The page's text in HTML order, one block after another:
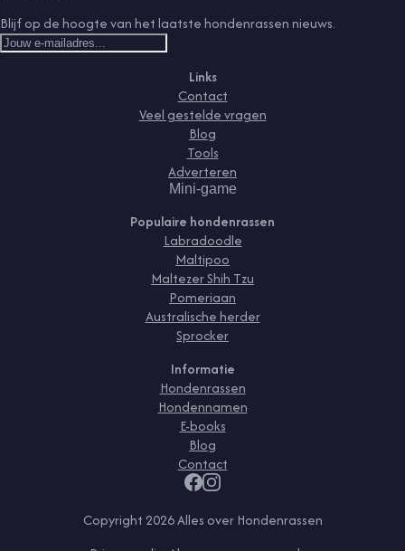
Blijf op de hoogte van het laatste hondenrassen nieuws.
Links
Contact
Veel gestelde vragen
Blog
Tools
Adverteren
Mini-game
Populaire hondenrassen
Labradoodle
Maltipoo
Maltezer Shih Tzu
Pomeriaan
Australische herder
Sprocker
Informatie
Hondenrassen
Hondennamen
E-books
Blog
Contact
Copyright 2026Alles over Hondenrassen